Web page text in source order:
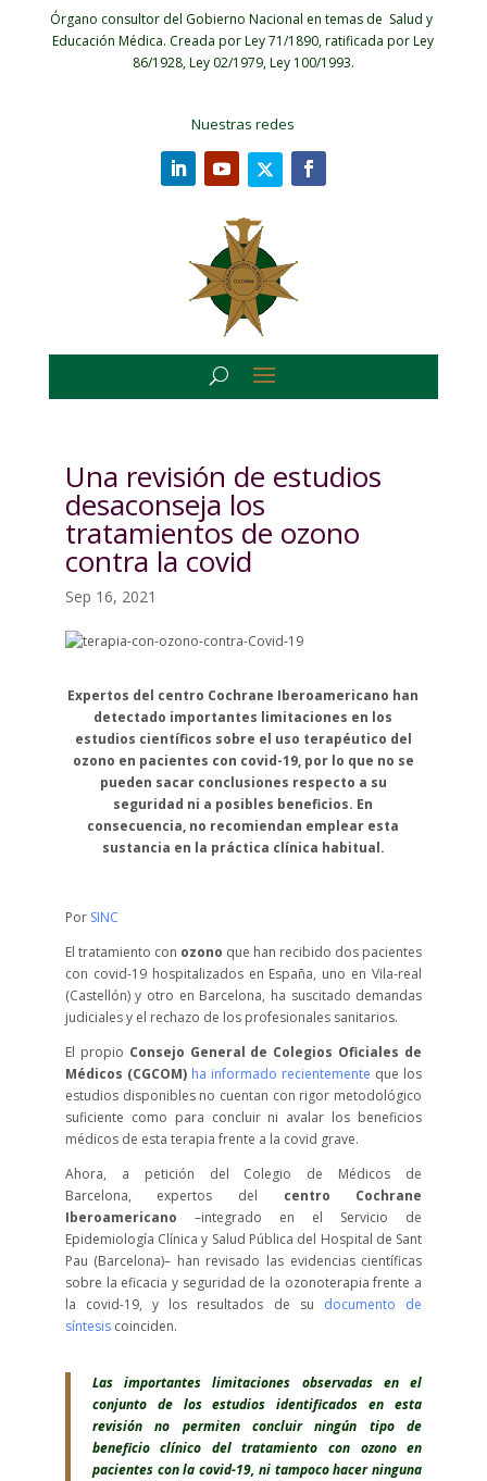
Órgano consultor del Gobierno Nacional en temas de Salud y
Educación Médica. Creada por Ley 71/1890, ratificada por Ley
86/1928, Ley 02/1979, Ley 100/1993.
Nuestras redes
Una revisión de estudios
desaconseja los
tratamientos de ozono
contra la covid
Sep 16, 2021
Expertos del centro Cochrane Iberoamericano han
detectado importantes limitaciones en los
estudios científicos sobre el uso terapéutico del
ozono en pacientes con covid-19, por lo que no se
pueden sacar conclusiones respecto a su
seguridad ni a posibles beneficios. En
consecuencia, no recomiendan emplear esta
sustancia en la práctica clínica habitual.
Por SINC
El tratamiento con ozono que han recibido dos pacientes
con covid-19 hospitalizados en España, uno en Vila-real
(Castellón) y otro en Barcelona, ha suscitado demandas
judiciales y el rechazo de los profesionales sanitarios.
El propio Consejo General de Colegios Oficiales de
Médicos (CGCOM) ha informado recientemente que los
estudios disponibles no cuentan con rigor metodológico
suficiente como para concluir ni avalar los beneficios
médicos de esta terapia frente a la covid grave.
Ahora, a petición del Colegio de Médicos de
Barcelona, expertos del centro Cochrane
Iberoamericano –integrado en el Servicio de
Epidemiología Clínica y Salud Pública del Hospital de Sant
Pau (Barcelona)– han revisado las evidencias científicas
sobre la eficacia y seguridad de la ozonoterapia frente a
la covid-19, y los resultados de su documento de
síntesiscoinciden.
Las importantes limitaciones observadas en el
conjunto de los estudios identificados en esta
revisión no permiten concluir ningún tipo de
beneficio clínico del tratamiento con ozono en
pacientes con la covid-19, ni tampoco hacer ninguna